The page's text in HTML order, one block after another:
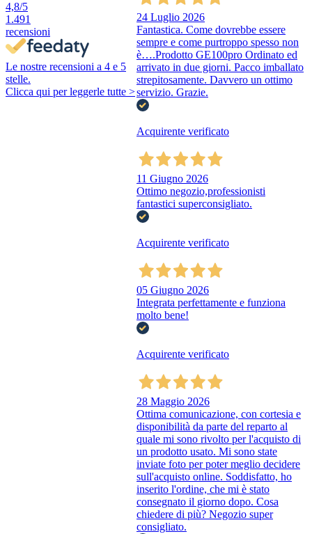
4,8/5
1.491
recensioni
Le nostre recensioni a 4 e 5
stelle.
Clicca qui per leggerle tutte >
24 Luglio 2026
Fantastica. Come dovrebbe essere
sempre e come purtroppo spesso non
è….Prodotto GE100pro Ordinato ed
arrivato in due giorni. Pacco imballato
strepitosamente. Davvero un ottimo
servizio. Grazie.
Acquirente verificato
11 Giugno 2026
Ottimo negozio,professionisti
fantastici superconsigliato.
Acquirente verificato
05 Giugno 2026
Integrata perfettamente e funziona
molto bene!
Acquirente verificato
28 Maggio 2026
Ottima comunicazione, con cortesia e
disponibilità da parte del reparto al
quale mi sono rivolto per l'acquisto di
un prodotto usato. Mi sono state
inviate foto per poter meglio decidere
sull'acquisto online. Soddisfatto, ho
inserito l'ordine, che mi è stato
consegnato il giorno dopo. Cosa
chiedere di più? Negozio super
consigliato.